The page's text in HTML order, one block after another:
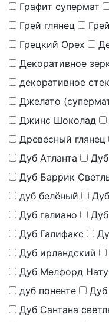
Графит супермат
Грей глянец
Грецкий Орех
Декоративное
декоративное
Джелато
Джинс Шоколад
Древесный глянец
Дуб Атланта
Дуб Баррик
дуб белёный
Дуб галиано
Дуб Галифакс
Дуб ирландский
Дуб Мелфорд
дуб поненте
Дуб
Дуб Сантана